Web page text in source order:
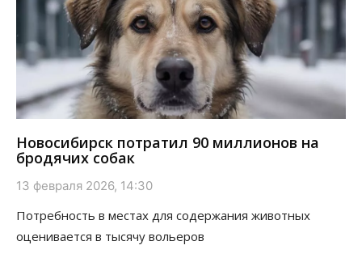
Новосибирск потратил 90 миллионов на
бродячих собак
13 февраля 2026, 14:30
Потребность в местах для содержания животных
оценивается в тысячу вольеров